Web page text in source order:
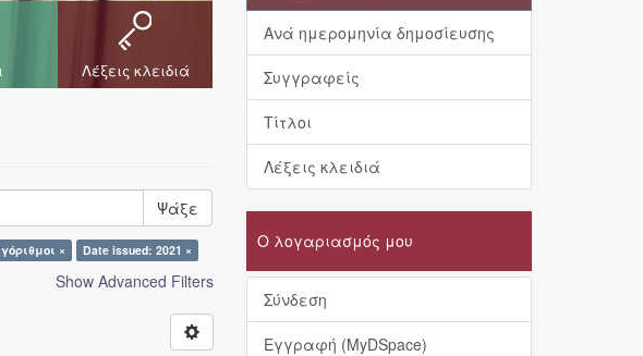
Λέξεις κλειδιά
Ψάξε
× Date issued: 2021 ×
Show Advanced Filters
Ανά ημερομηνία δημοσίευσης
Συγγραφείς
Τίτλοι
Λέξεις κλειδιά
Ο λογαριασμός μου
Σύνδεση
Εγγραφή (MyDSpace)